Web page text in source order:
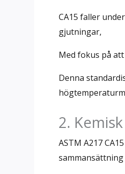
CA15 faller
gjutningar,
Med fokus på
Denna
2.
ASTM A217